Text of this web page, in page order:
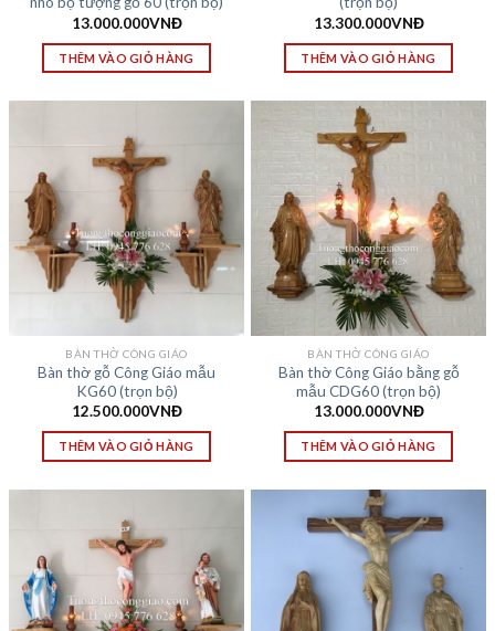
13.000.000VNĐ
THÊM VÀO GIỎ HÀNG
13.300.000VNĐ
THÊM VÀO GIỎ HÀNG
BÀN THỜ CÔNG GIÁO
Bàn thờ gỗ Công Giáo mẫu
KG60 (trọn bộ)
12.500.000VNĐ
THÊM VÀO GIỎ HÀNG
BÀN THỜ CÔNG GIÁO
Bàn thờ Công Giáo bằng gỗ
mẫu CDG60 (trọn bộ)
13.000.000VNĐ
THÊM VÀO GIỎ HÀNG